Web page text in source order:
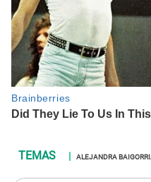
ALEJANDRA